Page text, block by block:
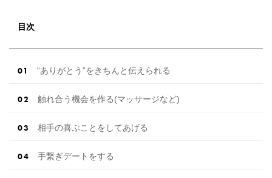
多く、 「期間が空きすぎてそ […]続きを読む
目次
“ありがとう”をきちんと伝えられる
触れ合う機会を作る(マッサージなど)
相手の喜ぶことをしてあげる
手繋ぎデートをする